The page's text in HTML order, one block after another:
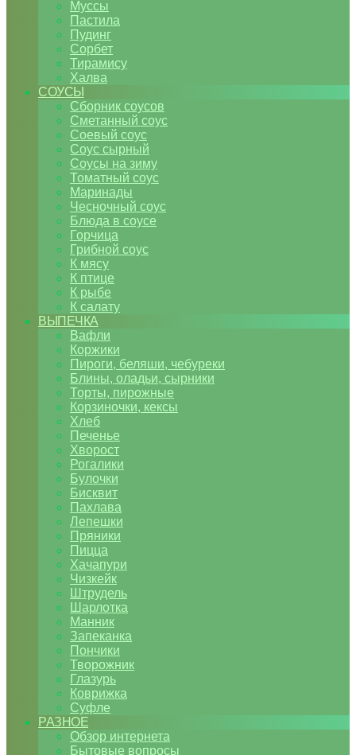
Муссы
Пастила
Пудинг
Сорбет
Тирамису
Халва
СОУСЫ
Сборник соусов
Сметанный соус
Соевый соус
Соус сырный
Соусы на зиму
Томатный соус
Маринады
Чесночный соус
Блюда в соусе
Горчица
Грибной соус
К мясу
К птице
К рыбе
К салату
ВЫПЕЧКА
Вафли
Коржики
Пироги, беляши, чебуреки
Блины, оладьи, сырники
Торты, пирожные
Корзиночки, кексы
Хлеб
Печенье
Хворост
Рогалики
Булочки
Бисквит
Пахлава
Лепешки
Пряники
Пицца
Хачапури
Чизкейк
Штрудель
Шарлотка
Манник
Запеканка
Пончики
Творожник
Глазурь
Коврижка
Суфле
РАЗНОЕ
Обзор интернета
Бытовые вопросы